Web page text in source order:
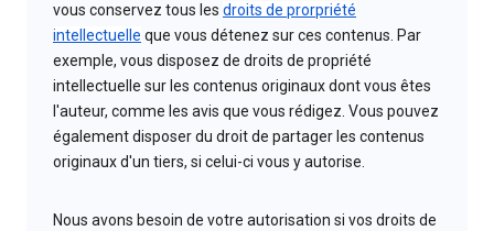
vous conservez tous les droits de prorpriété
intellectuelle que vous détenez sur ces contenus. Par
exemple, vous disposez de droits de propriété
intellectuelle sur les contenus originaux dont vous êtes
l'auteur, comme les avis que vous rédigez. Vous pouvez
également disposer du droit de partager les contenus
originaux d'un tiers, si celui-ci vous y autorise.
Nous avons besoin de votre autorisation si vos droits de